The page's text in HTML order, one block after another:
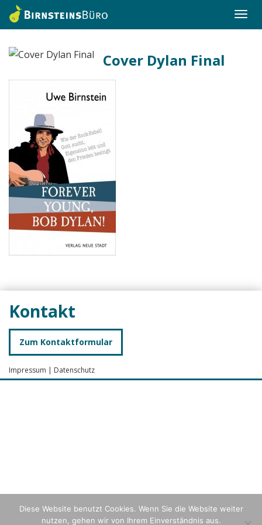
Cover Dylan Final
Kontakt
Zum Kontaktformular
Impressum | Datenschutz
Diese Website benutzt Cookies. Wenn Sie die Website weiter
nutzen, gehen wir von Ihrem Einverständnis aus.